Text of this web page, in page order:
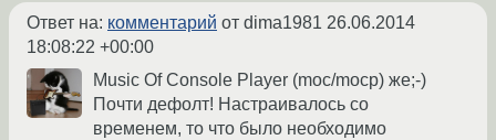
Ответ на: комментарий от dima1981 26.06.2014
18:08:22 +00:00
Music Of Console Player (moc/mocp) же;-)
Почти дефолт! Настраивалось со
временем, то что было необходимо